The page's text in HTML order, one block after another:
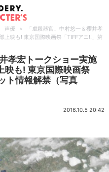
声優 >
「虐殺器官」中村悠一＆櫻井孝
上映も! 東京国際映画祭「TIFFアニ!!」第
孝宏トークショー実施
映も! 東京国際映画祭
ト情報解禁（写真
2016.10.5 20:42